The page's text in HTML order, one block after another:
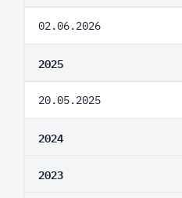
02.06.2026
2025
20.05.2025
2024
2023